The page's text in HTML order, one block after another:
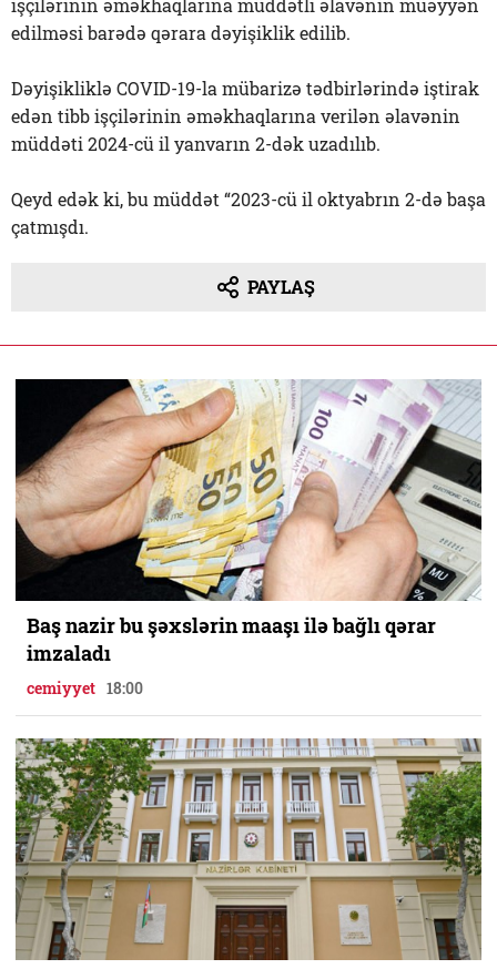
işçilərinin əməkhaqlarına müddətli əlavənin müəyyən
edilməsi barədə qərara dəyişiklik edilib.
Dəyişikliklə COVID-19-la mübarizə tədbirlərində iştirak
edən tibb işçilərinin əməkhaqlarına verilən əlavənin
müddəti 2024-cü il yanvarın 2-dək uzadılıb.
Qeyd edək ki, bu müddət “2023-cü il oktyabrın 2-də başa
çatmışdı.
PAYLAŞ
Baş nazir bu şəxslərin maaşı ilə bağlı qərar
imzaladı
cemiyyet 18:00